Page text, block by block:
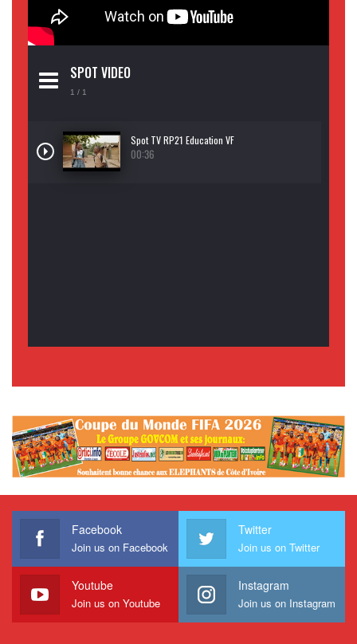
SPOT VIDEO
1 / 1
Spot TV RP21 Education VF
00:36
Facebook
Join us on Facebook
Twitter
Join us on Twitter
Youtube
Join us on Youtube
Instagram
Join us on Instagram